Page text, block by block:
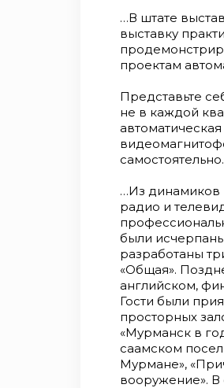
…В штате
выставку
проектам
Представьте
не в каждой
…Из динамиков
радио и
были
разработаны
«Общая».
английском,
Гости были
просторных
«Мурманск в
саамском
Мурмане»,
вооружение». В